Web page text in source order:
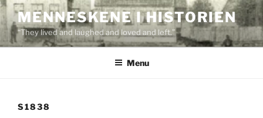
Skip
to
content
MENNESKENE I HISTORIEN
“They lived and laughed and loved and left.”
Menu
S1838